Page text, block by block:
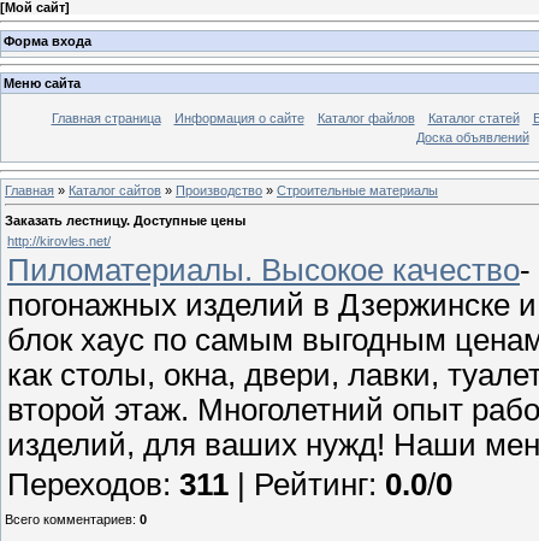
[Мой сайт]
Форма входа
Меню сайта
Главная страница Информация о сайте Каталог файлов Каталог статей
Доска объявлений
Главная » Каталог сайтов » Производство » Строительные материалы
Заказать лестницу. Доступные цены
http://kirovles.net/
Пиломатериалы. Высокое качество-
погонажных изделий в Дзержинске
блок хаус по самым выгодным
как столы, окна, двери, лавки,
второй этаж. Многолетний опыт
изделий, для ваших нужд! Наши
Переходов: 311 | Рейтинг: 0.0/0
Всего комментариев: 0